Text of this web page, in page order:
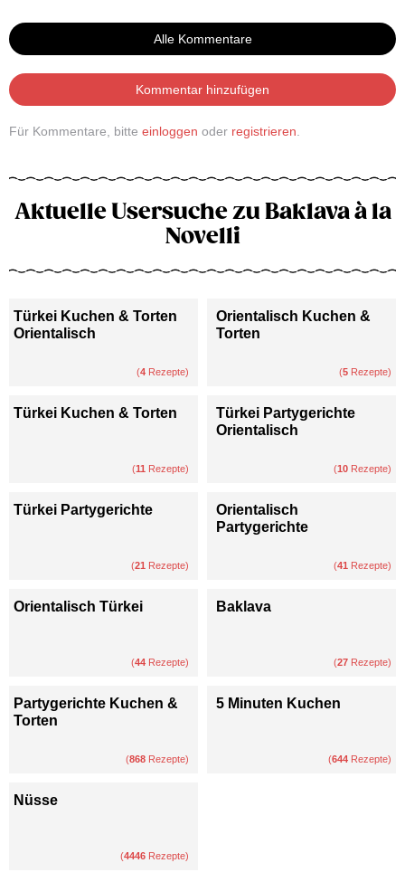
Alle Kommentare
Kommentar hinzufügen
Für Kommentare, bitte einloggen oder registrieren
Aktuelle Usersuche zu Baklava à la
Novelli
Türkei Kuchen & Torten
Orientalisch
(4 Rezepte)
Orientalisch Kuchen &
Torten
(5 Rezepte)
Türkei Kuchen & Torten
(11 Rezepte)
Türkei Partygerichte
Orientalisch
(10 Rezepte)
Türkei Partygerichte
(21 Rezepte)
Orientalisch
Partygerichte
(41 Rezepte)
Orientalisch Türkei
(44 Rezepte)
Baklava
(27 Rezepte)
Partygerichte Kuchen &
Torten
(868 Rezepte)
5 Minuten Kuchen
(644 Rezepte)
Nüsse
(4446 Rezepte)